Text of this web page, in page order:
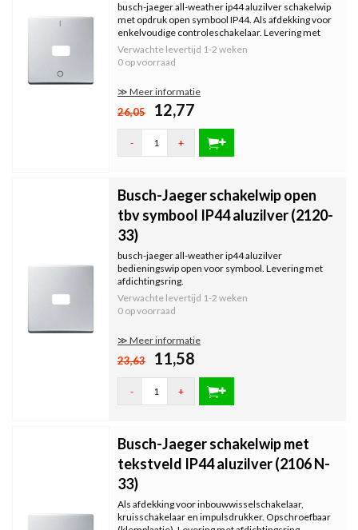
busch-jaeger all-weather ip44 aluzilver schakelwip
met opdruk open symbool IP44. Als afdekking voor
enkelvoudige controleschakelaar. Levering met
afdichtingsring.
Verwachte levertijd 1-2 weken
0 op voorraad
≫ Meer informatie
26,05 12,77
- +
Busch-Jaeger schakelwip open
tbv symbool IP44 aluzilver (2120-
33)
busch-jaeger all-weather ip44 aluzilver
bedieningswip open voor symbool. Levering met
afdichtingsring.
Verwachte levertijd 1-2 weken
0 op voorraad
≫ Meer informatie
23,63 11,58
- +
Busch-Jaeger schakelwip met
tekstveld IP44 aluzilver (2106 N-
33)
Als afdekking voor inbouwwisselschakelaar,
kruisschakelaar en impulsdrukker. Opschroefbaar